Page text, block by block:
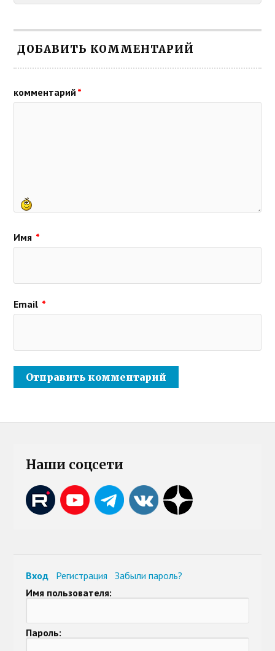
ДОБАВИТЬ КОММЕНТАРИЙ
комментарий *
Имя *
Email *
Наши соцсети
Вход Регистрация
Забыли пароль?
Имя пользователя:
Пароль: